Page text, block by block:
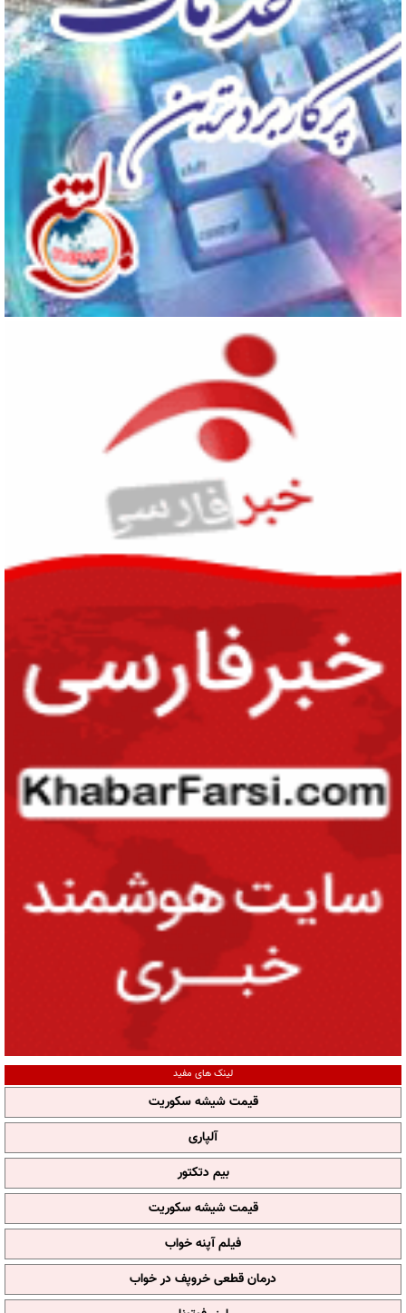
لینک های مفید
قیمت شیشه سکوریت
آلپاری
بیم دتکتور
قیمت شیشه سکوریت
فیلم آپنه خواب
درمان قطعی خروپف در خواب